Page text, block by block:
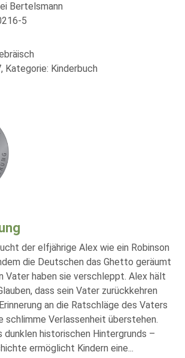
Bertelsmann
5
Kategorie: Kinderbuch
der elfjährige Alex wie ein Robinson
die Deutschen das Ghetto geräumt
Vater haben sie verschleppt. Alex hält
dass sein Vater zurückkehren
an die Ratschläge des Vaters
schlimme Verlassenheit überstehen.
historischen Hintergrunds –
ermöglicht Kindern eine...